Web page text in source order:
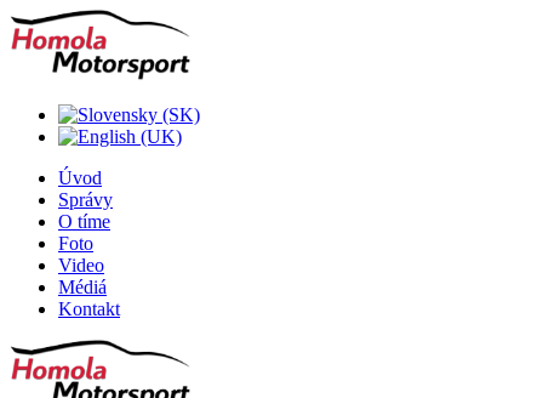
Úvod
Správy
O tíme
Foto
Video
Médiá
Kontakt